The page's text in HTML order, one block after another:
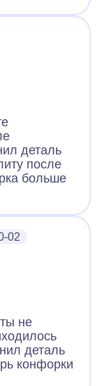
деталь
после
больше
02
не
деталь
конфорки